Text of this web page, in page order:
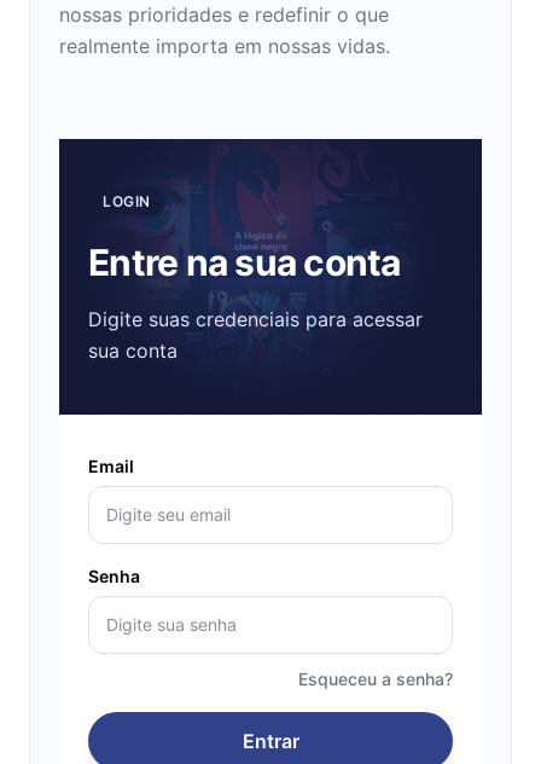
nossas prioridades e redefinir o que
realmente importa em nossas vidas.
LOGIN
Entre na sua conta
Digite suas credenciais para acessar
sua conta
Email
Senha
Esqueceu a senha?
Entrar